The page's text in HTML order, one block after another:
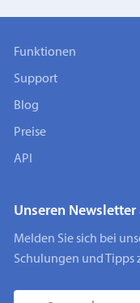
Funktionen
Support
Blog
Preise
API
Unseren
Melden Sie sich bei
Schulungen und Tipps